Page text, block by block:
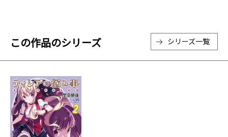
この作品のシリーズ シリーズ一覧